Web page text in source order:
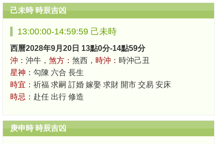
己未時 時辰吉凶
13:00:00-14:59:59 己未時
西曆2028年9月20日 13點0分-14點59分
沖： 沖牛， 煞方： 煞西， 時沖： 時沖己丑
星神： 勾陳 六合 長生
時宜： 祈福 求嗣 訂婚 嫁娶 求財 開市 交易 安床
時忌： 赴任 出行 修造
庚申時 時辰吉凶